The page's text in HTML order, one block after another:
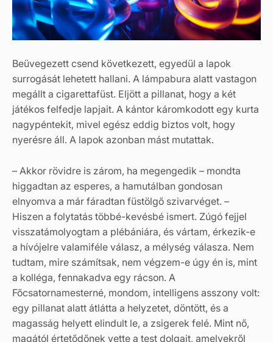
Beüvegezett csend következett, egyedül a lapok
surrogását lehetett hallani. A lámpabura alatt vastagon
megállt a cigarettafüst. Eljött a pillanat, hogy a két
játékos felfedje lapjait. A kántor káromkodott egy kurta
nagypéntekit, mivel egész eddig biztos volt, hogy
nyerésre áll. A lapok azonban mást mutattak.
– Akkor rövidre is zárom, ha megengedik – mondta
higgadtan az esperes, a hamutálban gondosan
elnyomva a már fáradtan füstölgő szivarvéget. –
Hiszen a folytatás többé-kevésbé ismert. Zúgó fejjel
visszatámolyogtam a plébániára, és vártam, érkezik-e
a hívójelre valamiféle válasz, a mélység válasza. Nem
tudtam, mire számítsak, nem végzem-e úgy én is, mint
a kolléga, fennakadva egy rácson. A
Főcsatornamesterné, mondom, intelligens asszony volt:
egy pillanat alatt átlátta a helyzetet, döntött, és a
magasság helyett elindult le, a zsigerek felé. Mint nő,
magától értetődőnek vette a test dolgait, amelyekről